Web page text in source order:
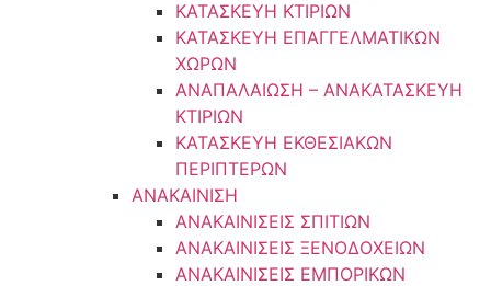
ΚΑΤΑΣΚΕΥΗ ΚΤΙΡΙΩΝ
ΚΑΤΑΣΚΕΥΗ ΕΠΑΓΓΕΛΜΑΤΙΚΩΝ
ΧΩΡΩΝ
ΑΝΑΠΑΛΑΙΩΣΗ – ΑΝΑΚΑΤΑΣΚΕΥΗ
ΚΤΙΡΙΩΝ
ΚΑΤΑΣΚΕΥΗ ΕΚΘΕΣΙΑΚΩΝ
ΠΕΡΙΠΤΕΡΩΝ
ΑΝΑΚΑΙΝΙΣΗ
ΑΝΑΚΑΙΝΙΣΕΙΣ ΣΠΙΤΙΩΝ
ΑΝΑΚΑΙΝΙΣΕΙΣ ΞΕΝΟΔΟΧΕΙΩΝ
ΑΝΑΚΑΙΝΙΣΕΙΣ ΕΜΠΟΡΙΚΩΝ